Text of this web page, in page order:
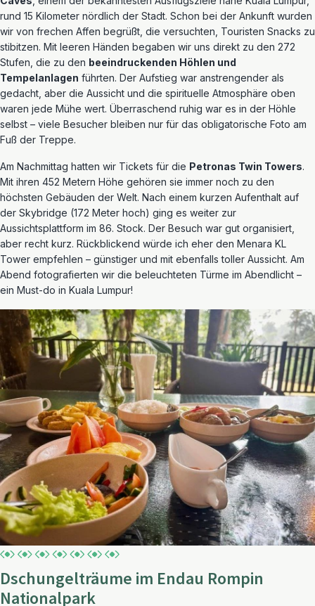
rund 15 Kilometer nördlich der Stadt. Schon bei der Ankunft wurden
wir von frechen Affen begrüßt, die versuchten, Touristen Snacks zu
stibitzen. Mit leeren Händen begaben wir uns direkt zu den 272
Stufen, die zu den beeindruckenden Höhlen und
Tempelanlagen führten. Der Aufstieg war anstrengender als
gedacht, aber die Aussicht und die spirituelle Atmosphäre oben
waren jede Mühe wert. Überraschend ruhig war es in der Höhle
selbst – viele Besucher bleiben nur für das obligatorische Foto am
Fuß der Treppe.
Am Nachmittag hatten wir Tickets für die Petronas Twin Towers.
Mit ihren 452 Metern Höhe gehören sie immer noch zu den
höchsten Gebäuden der Welt. Nach einem kurzen Aufenthalt auf
der Skybridge (172 Meter hoch) ging es weiter zur
Aussichtsplattform im 86. Stock. Der Besuch war gut organisiert,
aber recht kurz. Rückblickend würde ich eher den Menara KL
Tower empfehlen – günstiger und mit ebenfalls toller Aussicht. Am
Abend fotografierten wir die beleuchteten Türme im Abendlicht –
ein Must-do in Kuala Lumpur!
Dschungelträume im Endau Rompin
Nationalpark